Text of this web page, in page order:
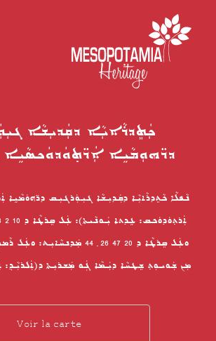
ܟܲܬܸܕܪܵܐܝܼܵܐ ܕܩܲܕܝܼܫܵܐ
ܕܖ̈ܗܘܼܡܵܝܹܐ ܐܲܖ̈ܬ݂ܘܿܕܘܿܟܣܵܝܹܐ
ܢܵܦܠܵܐ ܟܵܬܸܕܪܵܐܝܼܵܐ ܕܩܲܕܝܼܫܵܐ ܓܝܼܘܲܪܓܝܼܣ ܕܖ̈ܗܘܿܡܵܝܹܐ
ܡܼܢ ܫܲܘܝܘܼܬ݂ ܫܸܛܚܵܐ ܕܝܲܡܵܐ ܓܲܘ ܡܲܫܪܝܼܬܐ
Voir la carte